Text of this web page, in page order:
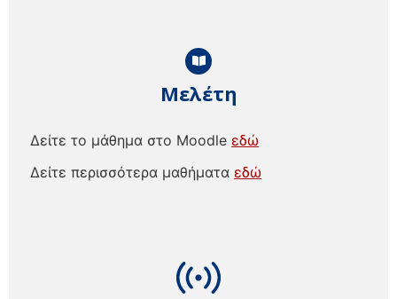
Μελέτη
Δείτε το μάθημα στο Moodle εδώ
Δείτε περισσότερα μαθήματα εδώ